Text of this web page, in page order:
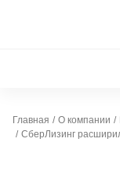
Главная О компании